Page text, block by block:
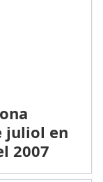
juliol en
2007